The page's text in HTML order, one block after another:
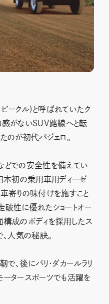
ビークル)と呼ばれていたク
感がないSUV路線へと転
のが初代パジェロ。
どでの安全性を備えてい
本初の乗用車用ディーゼ
寄りの味付けを施すこと
性に優れたショートオー
成のボディを採用したス
、人気の秘訣。
、後にパリ・ダカールラリ
タースポーツでも活躍を